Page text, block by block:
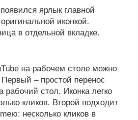
ярлык главной
иконкой.
в отдельной вкладке.
на рабочем столе можно
– простой перенос
рабочий стол. Иконка легко
кликов. Второй подходит
несколько кликов в